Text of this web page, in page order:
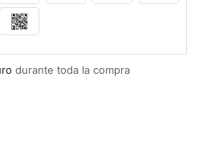
durante toda la compra